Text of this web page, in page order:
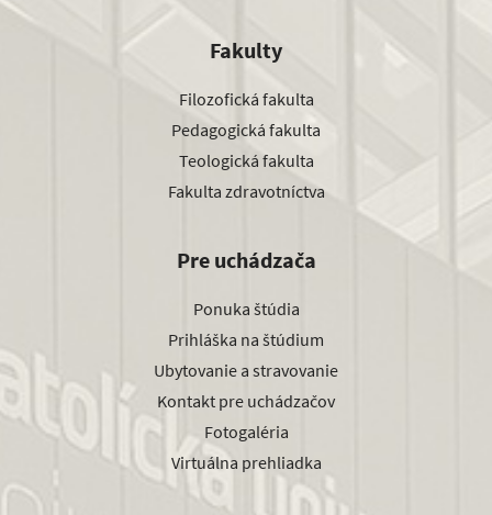
Fakulty
Filozofická fakulta
Pedagogická fakulta
Teologická fakulta
Fakulta zdravotníctva
Pre uchádzača
Ponuka štúdia
Prihláška na štúdium
Ubytovanie a stravovanie
Kontakt pre uchádzačov
Fotogaléria
Virtuálna prehliadka